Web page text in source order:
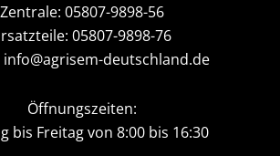
Zentrale: 05807-9898-56
05807-9898-76
info@agrisem-deutschland.de
Öffnungszeiten:
bis Freitag von 8:00 bis 16:30